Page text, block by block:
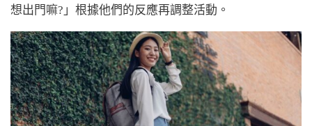
想出門嘛?」根據他們的反應再調整活動。